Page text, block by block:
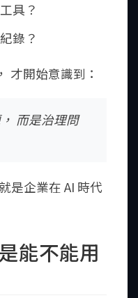
具？
錄？
才開始意識到：
而是治理問
是企業在 AI 時代
能不能用